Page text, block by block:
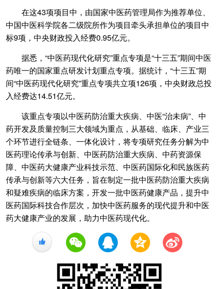
在这43项项目中，由国家中医药管理局作为推荐单位、
中国中医科学院各二级院所作为项目牵头承担单位的项目中
标9项，中央财政投入经费0.95亿元。
据悉，“中医药现代化研究”重点专项是“十三五”期间中医
药唯一的国家重点研发计划重点专项。据统计，“十三五”期
间“中医药现代化研究”重点专项共立项126项，中央财政总投
入经费达14.51亿元。
该重点专项以中医药防治重大疾病、中医“治未病”、中
药开发及质量控制三大领域为重点，从基础、临床、产业三
个环节进行全链条、一体化设计，将专项研究任务分解为中
医药理论传承与创新、中医药防治重大疾病、中药资源保
障、中医药大健康产业科技示范、中医药国际化和民族医药
传承与创新等六大任务，旨在制定一批中医药防治重大疾病
和疑难疾病的临床方案，开发一批中医药健康产品，提升中
医药国际科技合作层次，加快中医药服务的现代提升和中医
药大健康产业的发展，助力中医药现代化。
+1